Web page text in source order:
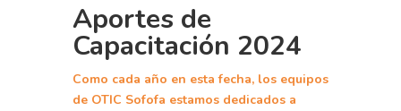
Aportes de
Capacitación 2024
Como cada año en esta fecha, los equipos
de OTIC Sofofa estamos dedicados a